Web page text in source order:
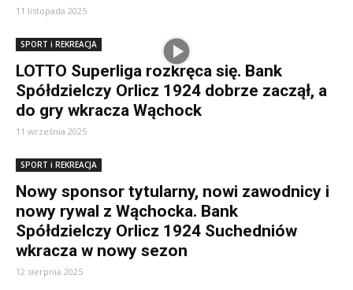
11 listopada 2025
SPORT i REKREACJA
LOTTO Superliga rozkręca się. Bank
Spółdzielczy Orlicz 1924 dobrze zaczął, a
do gry wkracza Wąchock
11 września 2025
SPORT i REKREACJA
Nowy sponsor tytularny, nowi zawodnicy i
nowy rywal z Wąchocka. Bank
Spółdzielczy Orlicz 1924 Suchedniów
wkracza w nowy sezon
12 sierpnia 2025